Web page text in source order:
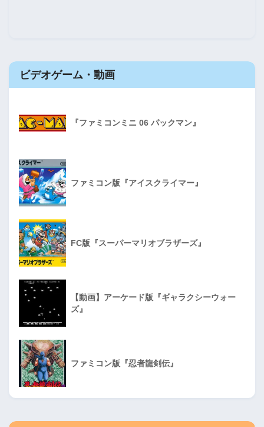
ビデオゲーム・動画
『ファミコンミニ 06 パックマン』
ファミコン版『アイスクライマー』
FC版『スーパーマリオブラザーズ』
【動画】アーケード版『ギャラクシーウォー
ズ』
ファミコン版『忍者龍剣伝』